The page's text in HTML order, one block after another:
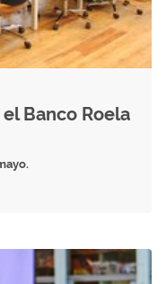
Banco Roela